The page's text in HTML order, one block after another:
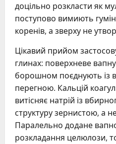
доцільно розкласти як
поступово вимиють
коренів, а зверху не
Цікавий прийом
глинах: поверхневе
борошном поєднують із
перегною. Кальцій
витісняє натрій із
структуру зернистою, а
Паралельно додане
розкладання целюлози,